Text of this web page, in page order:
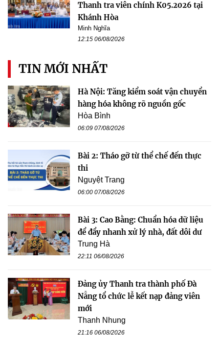
Thanh tra viên chính K05.2026 tại
Khánh Hòa
Minh Nghĩa
12:15 06/08/2026
TIN MỚI NHẤT
Hà Nội: Tăng kiểm soát vận chuyển
hàng hóa không rõ nguồn gốc
Hòa Bình
06:09 07/08/2026
Bài 2: Tháo gỡ từ thể chế đến thực
thi
Nguyệt Trang
06:00 07/08/2026
Bài 3: Cao Bằng: Chuẩn hóa dữ liệu
để đẩy nhanh xử lý nhà, đất dôi dư
Trung Hà
22:11 06/08/2026
Đảng ủy Thanh tra thành phố Đà
Nẵng tổ chức lễ kết nạp đảng viên
mới
Thanh Nhung
21:16 06/08/2026